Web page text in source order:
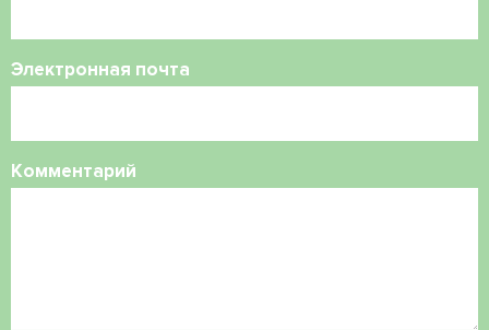
Электронная почта
Комментарий